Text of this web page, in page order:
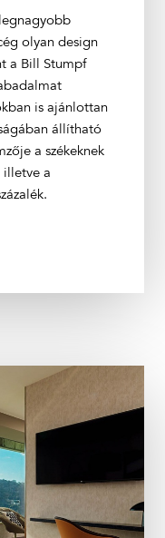
olyan design
a Bill Stumpf
is ajánlottan
állítható
a székeknek
illetve a